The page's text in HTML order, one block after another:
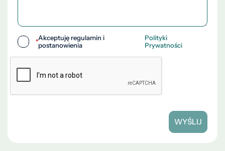
*Akceptuję regulamin i
postanowienia
Polityki
Prywatności
WYŚLIJ